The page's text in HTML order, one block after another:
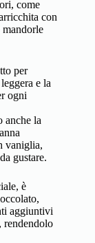
come
con
per
e la
ogni
anche la
vaniglia,
gustare.
è
aggiuntivi
rendendolo